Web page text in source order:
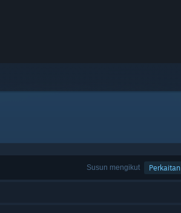
Susun mengikut Perkaitan